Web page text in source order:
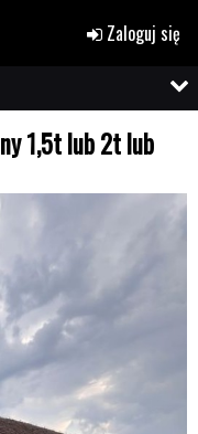
Zaloguj się
1,5t lub 2t lub